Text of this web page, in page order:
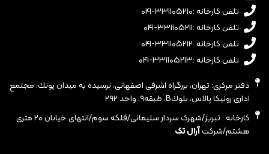
تلفن کارخانه :۳۳۱۱۰۵۲۱۰-۰۴۱
تلفن کارخانه :۳۳۱۱۰۵۲۱۱-۰۴۱
تلفن کارخانه :۳۳۱۱۰۵۲۱۲-۰۴۱
تلفن کارخانه :۳۳۱۱۰۵۲۱۳-۰۴۱
دفتر مرکزی: تهران، بزرگراه اشرفى اصفهانى، نرسيده به ميدان پونك، مجتمع
ادارى رونيكا پالاس، بلوكB، طبقه٩، واحد ٢٩٢
کارخانه : تبریز/شهرک سردار سلیمانی/فلکه سوم/انتهای خیابان ۲۰ متری
هشتم/شرکتآرال تک